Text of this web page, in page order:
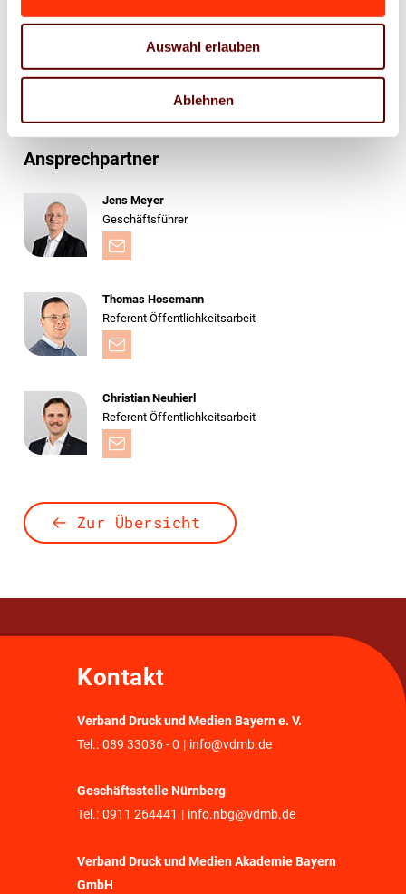
Auswahl erlauben
Ablehnen
Medien gegenüber Politik und Kreditwirtschaft und
helfen dabei, die Rahmenbedingungen für die
Branche gezielt zu verbessern.
Ansprechpartner
Jens Meyer
Geschäftsführer
Thomas Hosemann
Referent Öffentlichkeitsarbeit
Christian Neuhierl
Referent Öffentlichkeitsarbeit
Zur Übersicht
Kontakt
Verband Druck und Medien Bayern e. V.
Tel.: 089 33036 - 0 | info@vdmb.de
Geschäftsstelle Nürnberg
Tel.: 0911 264441 | info.nbg@vdmb.de
Verband Druck und Medien Akademie Bayern
GmbH